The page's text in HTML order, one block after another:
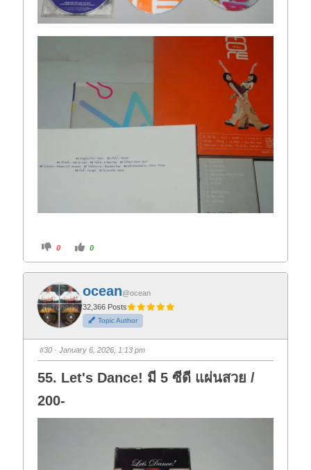
C
i
k
f
o
r
t
h
u
m
d
o
n
.
0
C
i
k
o
r
t
h
u
m
u
p
0
ocean@ocean
32,366 Posts
Topic Author
#30 · January 6, 2026, 1:13 pm
55. Let's Dance! มี 5 ซีดี แผ่นสวย /
200-